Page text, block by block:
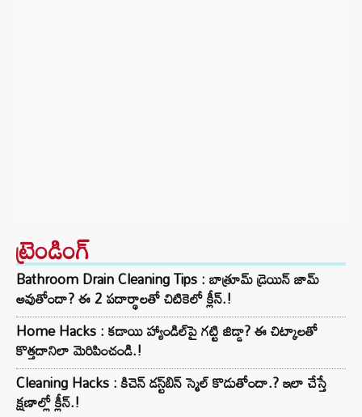
ట్రెండింగ్‌
Bathroom Drain Cleaning Tips : బాత్రూమ్ డ్రెయిన్ జామ్
అవుతోందా? ఈ 2 పదార్థాలతో చిటికెలో క్లీన్.!
Home Hacks : కడాయి హ్యాండిల్‌పై గట్టి జిడ్డా? ఈ చిట్కాలతో
కొత్తదానిలా మెరిపించండి.!
Cleaning Hacks : కిచెన్ డస్ట్‌బిన్ స్మెల్ కొడుతోందా.? ఇలా చేస్తే
క్షణాల్లో క్లీన్.!